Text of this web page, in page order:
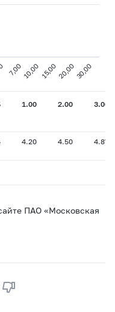
7,00 10,00 15,0020,0030,00
1.00 2.00 3.00
4.20 4.50 4.87
ПАО «Московская